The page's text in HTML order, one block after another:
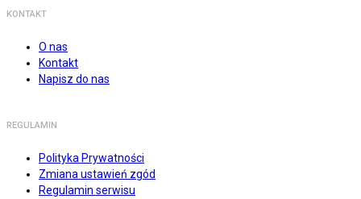
KONTAKT
O nas
Kontakt
Napisz do nas
REGULAMIN
Polityka Prywatności
Zmiana ustawień zgód
Regulamin serwisu